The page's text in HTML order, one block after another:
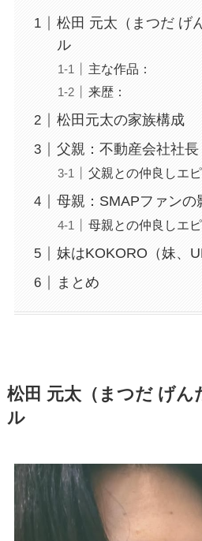
松田 元太（まつだ げ
ル
主な作品：
来歴：
松田元太の家族構成
父親：不動産会社社長
父親との仲良しエ
母親：SMAPファンの
母親との仲良しエ
妹はKOKORO（妹、
まとめ
松田 元太（まつだ げん
ル